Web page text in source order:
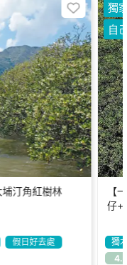
埔汀角紅樹林
假日好去處
【
仔+
獨
4.3
獨
自